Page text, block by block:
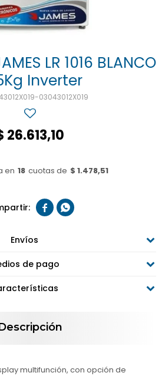
LR 1016 BLANCO
Inverter
03043012X019
26.613,10
en 18 cuotas de $ 1.478,51
 
Envíos
de pago
multifunción, con opción de